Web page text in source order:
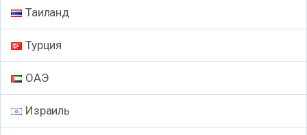
Таиланд
Турция
ОАЭ
Израиль